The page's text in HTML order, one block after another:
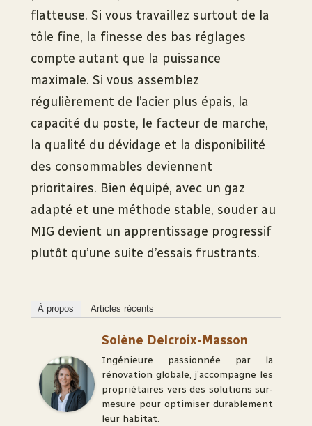
flatteuse. Si vous travaillez surtout de la
tôle fine, la finesse des bas réglages
compte autant que la puissance
maximale. Si vous assemblez
régulièrement de l’acier plus épais, la
capacité du poste, le facteur de marche,
la qualité du dévidage et la disponibilité
des consommables deviennent
prioritaires. Bien équipé, avec un gaz
adapté et une méthode stable, souder au
MIG devient un apprentissage progressif
plutôt qu’une suite d’essais frustrants.
À propos Articles récents
Solène Delcroix-Masson
Ingénieure passionnée par la
rénovation globale, j’accompagne les
propriétaires vers des solutions sur-
mesure pour optimiser durablement
leur habitat.